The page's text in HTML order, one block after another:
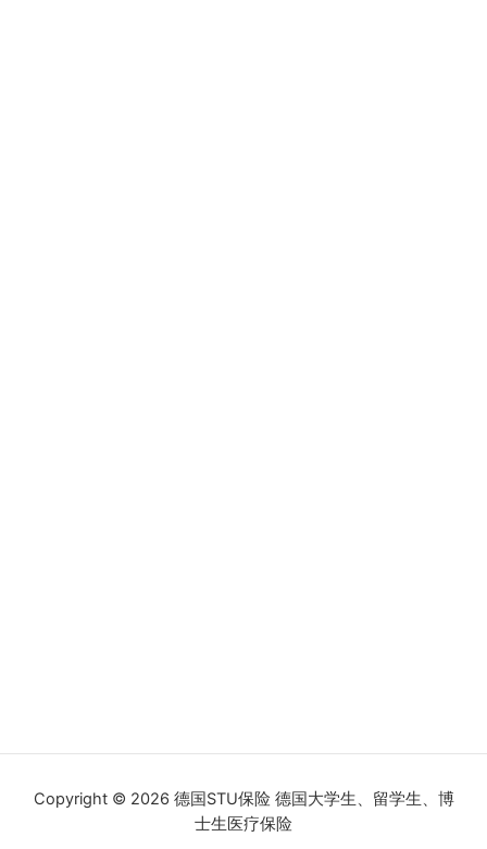
Copyright © 2026 德国STU保险 德国大学生、留学生、博
士生医疗保险